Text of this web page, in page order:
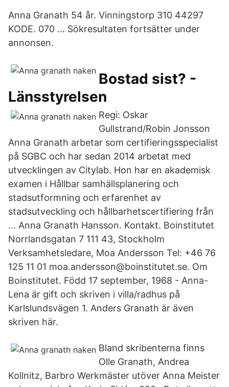
Anna Granath 54 år. Vinningstorp 310 44297
KODE. 070 … Sökresultaten fortsätter under
annonsen.
Bostad sist? -
Länsstyrelsen
Regi: Oskar
Gullstrand/Robin Jonsson
Anna Granath arbetar som certifieringsspecialist
på SGBC och har sedan 2014 arbetat med
utvecklingen av Citylab. Hon har en akademisk
examen i Hållbar samhällsplanering och
stadsutformning och erfarenhet av
stadsutveckling och hållbarhetscertifiering från
… Anna Granath Hansson. Kontakt. Boinstitutet
Norrlandsgatan 7 111 43, Stockholm
Verksamhetsledare, Moa Andersson Tel: +46 76
125 11 01 moa.andersson@boinstitutet.se. Om
Boinstitutet. Född 17 september, 1968 - Anna-
Lena är gift och skriven i villa/radhus på
Karlslundsvägen 1. Anders Granath är även
skriven här.
Bland skribenterna finns
Olle Granath, Andrea
Kollnitz, Barbro Werkmäster utöver Anna Meister